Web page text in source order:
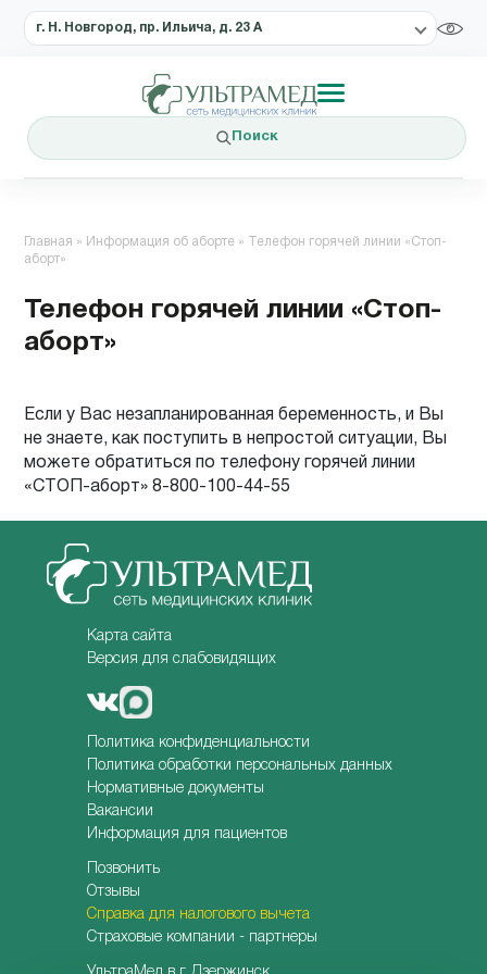
г. Н. Новгород, пр. Ильича, д. 23 А
Поиск
Главная » Информация об аборте »
Телефон горячей линии «Стоп-
аборт»
Телефон горячей линии «Стоп-
аборт»
Если у Вас незапланированная беременность, и Вы
не знаете, как поступить в непростой ситуации, Вы
можете обратиться по телефону горячей линии
«СТОП-аборт» 8-800-100-44-55
Карта сайта
Версия для слабовидящих
Политика конфиденциальности
Политика обработки персональных данных
Нормативные документы
Вакансии
Информация для пациентов
Позвонить
Отзывы
Справка для налогового вычета
Страховые компании - партнеры